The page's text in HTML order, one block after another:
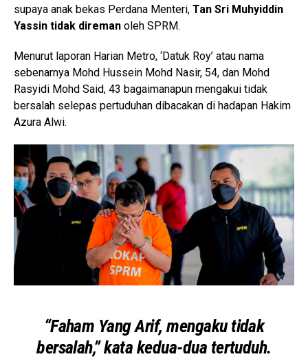
supaya anak bekas Perdana Menteri, Tan Sri Muhyiddin
Yassin tidak direman oleh SPRM.
Menurut laporan Harian Metro, ‘Datuk Roy’ atau nama
sebenarnya Mohd Hussein Mohd Nasir, 54, dan Mohd
Rasyidi Mohd Said, 43 bagaimanapun mengakui tidak
bersalah selepas pertuduhan dibacakan di hadapan Hakim
Azura Alwi.
“Faham Yang Arif, mengaku tidak
bersalah,” kata kedua-dua tertuduh.